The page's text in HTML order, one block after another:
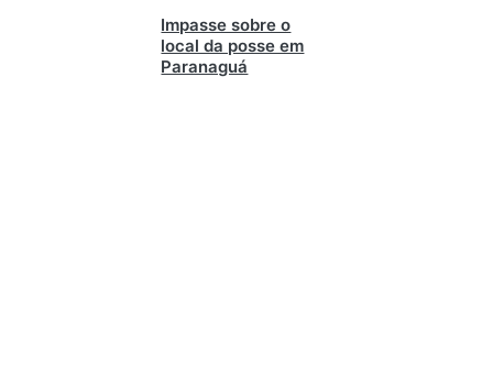
Impasse sobre o
local da posse em
Paranaguá